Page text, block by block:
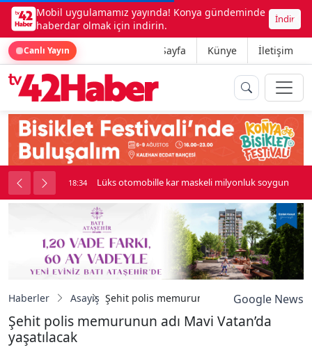
Mobil uygulamamız yayında! Konya gündeminde
haberdar olmak için indirin.
İndir
Canlı Yayın Ana Sayfa Künye İletişim
kavga çıktı 18:34 Lüks otomobille kar maskeli milyonluk soygun
Haberler Asayiş Şehit polis memurunun adı Mavi Vatan’da
Google News
Şehit polis memurunun adı Mavi Vatan’da
yaşatılacak